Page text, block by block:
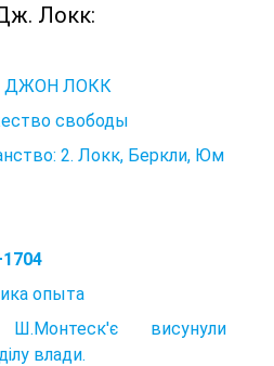
Локк:
ДЖОН ЛОКК
свободы
2. Локк, Беркли, Юм
опыта
висунули
влади.